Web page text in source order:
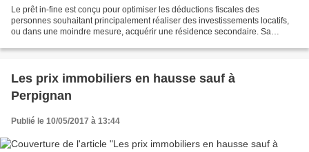
Le prêt in-fine est conçu pour optimiser les déductions fiscales des
personnes souhaitant principalement réaliser des investissements locatifs,
ou dans une moindre mesure, acquérir une résidence secondaire. Sa
Les prix immobiliers en hausse sauf à
Perpignan
Publié le 10/05/2017 à 13:44